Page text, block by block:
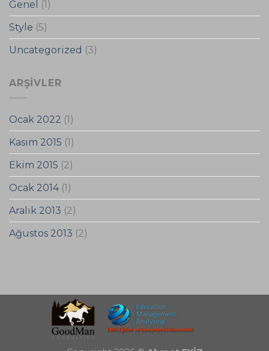
Genel
(1)
Style (5)
Uncategorized (3)
ARŞIVLER
Ocak 2022 (1)
Kasım 2015 (1)
Ekim 2015 (2)
Ocak 2014(1)
Aralık 2013 (2)
Ağustos 2013 (2)